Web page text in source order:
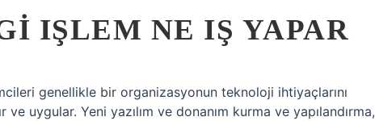
IŞLEM NE IŞ YAPAR
genellikle bir organizasyonun teknoloji ihtiyaçlarını
uygular. Yeni yazılım ve donanım kurma ve yapılandırma,